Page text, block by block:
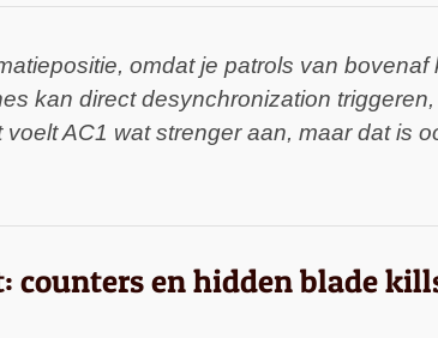
omdat je patrols van
kan direct desynchronization
AC1 wat strenger aan, maar dat is
counters en hidden blade